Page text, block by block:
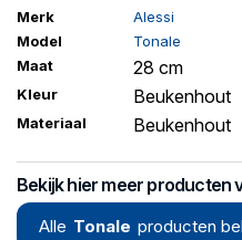
Merk
Alessi
Model
Tonale
Maat
28 cm
Kleur Beukenhout
Materiaal Beukenhout
Bekijk hier meer producten
Alle Tonale producten